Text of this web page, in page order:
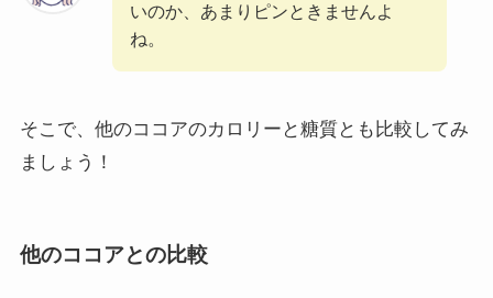
いのか、あまりピンときませんよ
ね。
そこで、他のココアのカロリーと糖質とも比較してみ
ましょう！
他のココアとの比較